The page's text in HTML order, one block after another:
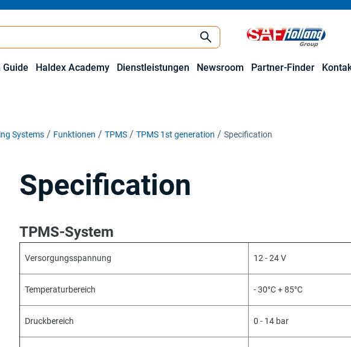
Haldex Academy Dienstleistungen Newsroom Partner-Finder
Systems Funktionen TPMS TPMS 1st generation Specification
Specification
TPMS-System
Versorgungsspannung 12 - 24 V
Temperaturbereich - 30°C + 85°C
Druckbereich 0 - 14 bar